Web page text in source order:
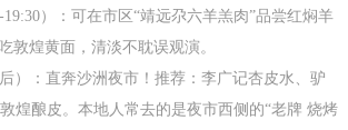
）：可在市区“靖远尕六羊羔肉”品尝红焖羊
敦煌黄面，清淡不耽误观演。
）：直奔沙洲夜市！推荐：李广记杏皮水、驴
煌酿皮。本地人常去的是夜市西侧的“老牌 烧烤